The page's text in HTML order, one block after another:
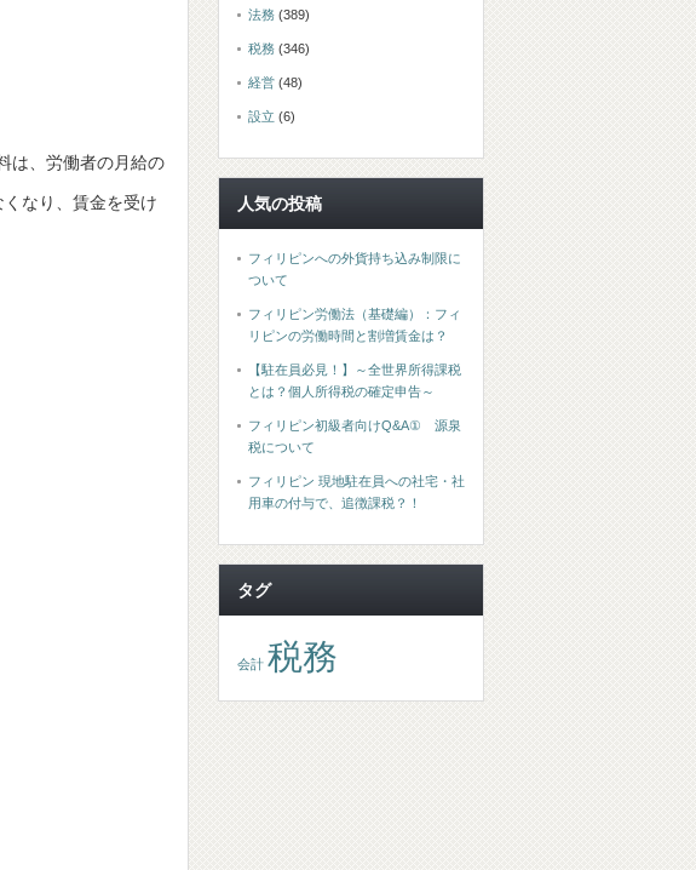
は、労働者の月給の
なり、賃金を受け
法務 (389)
税務 (346)
経営 (48)
設立 (6)
人気の投稿
フィリピンへの外貨持ち込み制限に
ついて
フィリピン労働法（基礎編）：フィ
リピンの労働時間と割増賃金は？
【駐在員必見！】～全世界所得課税
とは？個人所得税の確定申告～
フィリピン初級者向けQ&A① 源泉
税について
フィリピン 現地駐在員への社宅・社
用車の付与で、追徴課税？！
タグ
会計 税務